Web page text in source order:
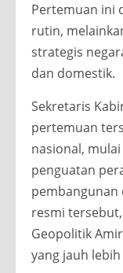
Pertemuan ini
rutin,
strategis
dan domestik.
Sekretaris
pertemuan
nasional,
penguatan
pembangunan
resmi
Geopolitik
yang jauh